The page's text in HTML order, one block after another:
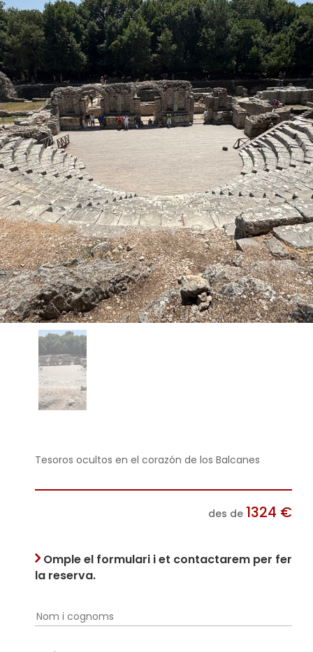
Tesoros ocultos en el corazón de los Balcanes
des de 1324 €
Omple el formulari i et contactarem per fer
la reserva.